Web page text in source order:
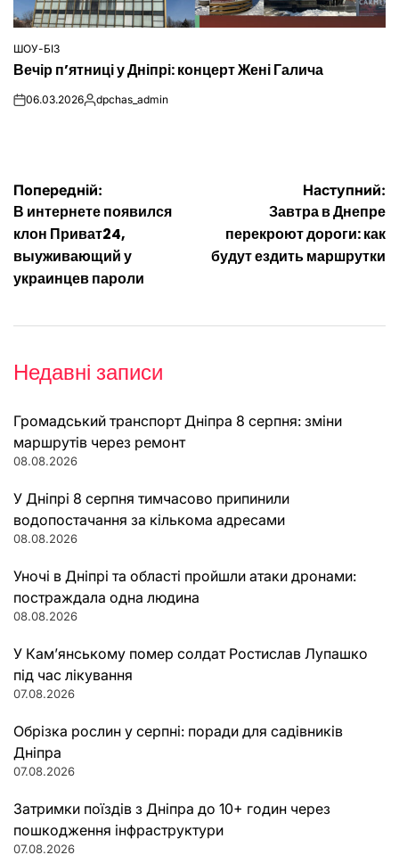
ОПУБЛІКУВАТИ
У
ШОУ-БІЗ
Вечір п’ятниці у Дніпрі: концерт Жені Галича
on06.03.2026Опубліковано
dpchas_admin
Навігація
записів
Попередній:
В интернете появился
клон Приват24,
выуживающий у
украинцев пароли
Наступний:
Завтра в Днепре
перекроют дороги: как
будут ездить маршрутки
Недавні записи
Громадський транспорт Дніпра 8 серпня: зміни
маршрутів через ремонт
08.08.2026
У Дніпрі 8 серпня тимчасово припинили
водопостачання за кількома адресами
08.08.2026
Уночі в Дніпрі та області пройшли атаки дронами:
постраждала одна людина
08.08.2026
У Кам’янському помер солдат Ростислав Лупашко
під час лікування
07.08.2026
Обрізка рослин у серпні: поради для садівників
Дніпра
07.08.2026
Затримки поїздів з Дніпра до 10+ годин через
пошкодження інфраструктури
07.08.2026